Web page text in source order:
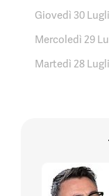
Giovedì 30
Mercoledì 29
Martedì 28